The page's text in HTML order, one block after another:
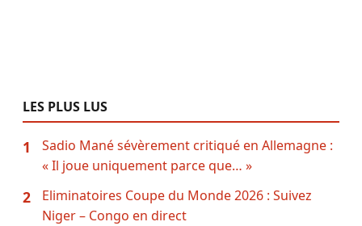
LES PLUS LUS
1
Sadio Mané sévèrement critiqué en Allemagne :
« Il joue uniquement parce que… »
2
Eliminatoires Coupe du Monde 2026 : Suivez
Niger – Congo en direct